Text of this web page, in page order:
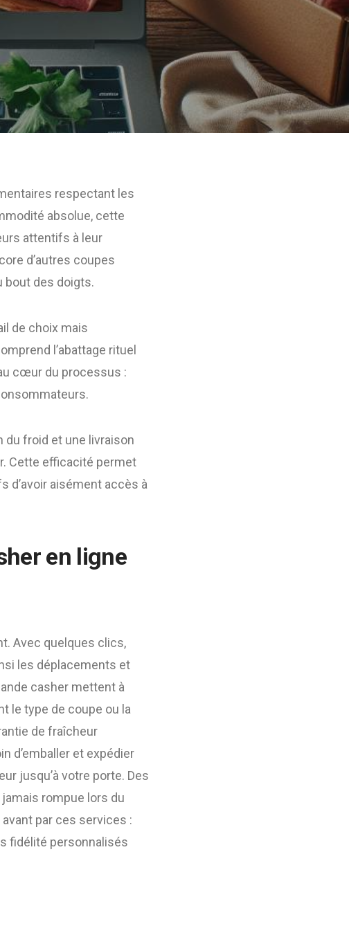
respectant les
absolue, cette
attentifs à leur
d’autres coupes
bout des doigts.
de choix mais
l’abattage rituel
cœur du processus :
froid et une livraison
Cette efficacité permet
d’avoir aisément accès à
en ligne
Avec quelques clics,
les déplacements et
casher mettent à
le type de coupe ou la
de fraîcheur
d’emballer et expédier
jusqu’à votre porte. Des
rompue lors du
par ces services :
fidélité personnalisés